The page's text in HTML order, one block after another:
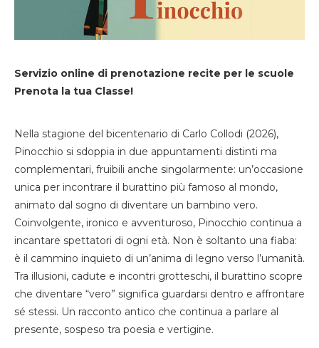
Servizio online di prenotazione recite per le scuole
Prenota la tua Classe!
Nella stagione del bicentenario di Carlo Collodi (2026),
Pinocchio si sdoppia in due appuntamenti distinti ma
complementari, fruibili anche singolarmente: un’occasione
unica per incontrare il burattino più famoso al mondo,
animato dal sogno di diventare un bambino vero.
Coinvolgente, ironico e avventuroso, Pinocchio continua a
incantare spettatori di ogni età. Non è soltanto una fiaba:
è il cammino inquieto di un’anima di legno verso l’umanità.
Tra illusioni, cadute e incontri grotteschi, il burattino scopre
che diventare “vero” significa guardarsi dentro e affrontare
sé stessi. Un racconto antico che continua a parlare al
presente, sospeso tra poesia e vertigine.